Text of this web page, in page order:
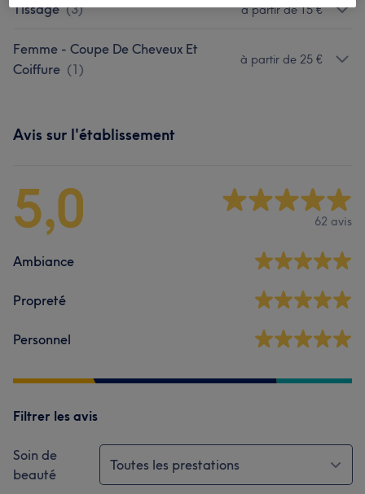
Tissage (3) à partir de 15 €
Femme - Coupe De Cheveux Et
Coiffure (1)
à partir de 25 €
Avis sur l'établissement
5,0 62 avis
Ambiance
Propreté
Personnel
Filtrer les avis
Soin de
beauté
Toutes les prestations